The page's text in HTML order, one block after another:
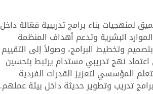
لمنهجيات بناء برامج تدريبية فعّالة داخل
البشرية وتدعم أهداف المنظمة
وتخطيط البرامج، وصولاً إلى التقييم
نهج تدريبي مستدام يرتبط بتحسين
المؤسسي لتعزيز القدرات الفردية
تدريب وتطوير حديثة داخل بيئة عملهم.